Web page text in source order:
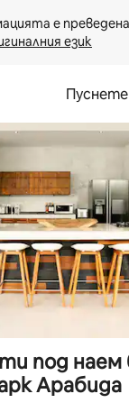
език
под наем
Арабида